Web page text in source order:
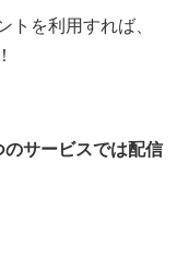
トを利用すれば、
のサービスでは配信